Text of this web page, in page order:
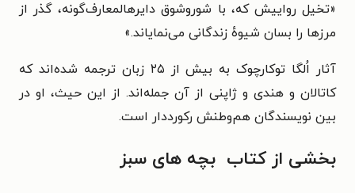
«تخیل رواییش که، با شوروشوق دایرهالمعارف‌گونه، گذر از
مرزها را بسان شیوهٔ زندگانی می‌نمایاند.»
آثار اُلگا توکارچوک به بیش از ۲۵ زبان ترجمه شده‌اند که
کاتالان و هندی و ژاپنی از آن جمله‌اند. از این حیث، او در
بین نویسندگان هم‌وطنش رکورددار است.
بخشی از کتاب بچه‌ های سبز